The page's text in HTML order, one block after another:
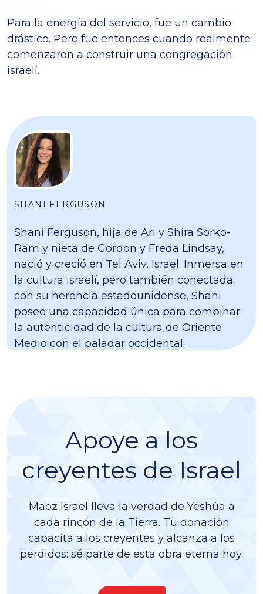
Para la energía del servicio, fue un cambio
drástico. Pero fue entonces cuando realmente
comenzaron a construir una congregación
israelí.
SHANI FERGUSON
Shani Ferguson, hija de Ari y Shira Sorko-
Ram y nieta de Gordon y Freda Lindsay,
nació y creció en Tel Aviv, Israel. Inmersa en
la cultura israelí, pero también conectada
con su herencia estadounidense, Shani
posee una capacidad única para combinar
la autenticidad de la cultura de Oriente
Medio con el paladar occidental.
Apoye a los
creyentes de Israel
Maoz Israel lleva la verdad de Yeshúa a
cada rincón de la Tierra. Tu donación
capacita a los creyentes y alcanza a los
perdidos: sé parte de esta obra eterna hoy.